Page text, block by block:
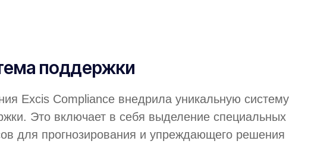
поддержки
Excis Compliance внедрила уникальную систему
Это включает в себя выделение специальных
для прогнозирования и упреждающего решения